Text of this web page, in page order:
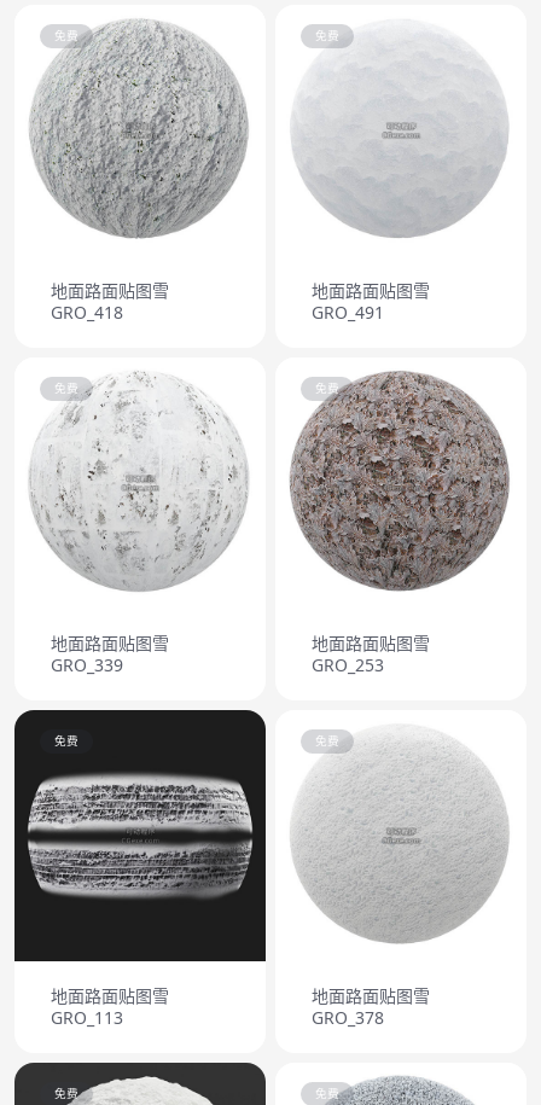
免费
地面路面贴图雪
GRO_418
免费
地面路面贴图雪
GRO_491
免费
地面路面贴图雪
GRO_339
免费
地面路面贴图雪
GRO_253
免费
地面路面贴图雪
GRO_113
免费
地面路面贴图雪
GRO_378
免费 免费